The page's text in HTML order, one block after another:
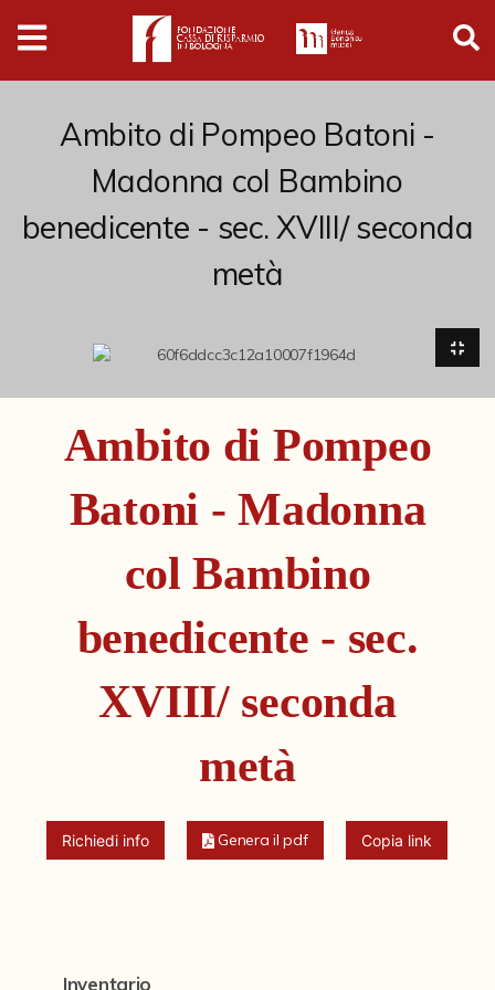
Digital
Humanities
Donazioni
Pubblicazioni
Disegni
Fondi archivistici e raccolte documentarie
Archivio Ferrari
Fondo Bettini
Fondo Fototecnica
Fondo Mingazzi
Fotografie e Cartoline Brighetti
Ambito di Pompeo Batoni -
Madonna col Bambino
benedicente - sec. XVIII/ seconda
metà
Ambito di Pompeo
Batoni - Madonna
col Bambino
benedicente - sec.
XVIII/ seconda
metà
Richiedi info Genera il pdf Copia link
Inventario